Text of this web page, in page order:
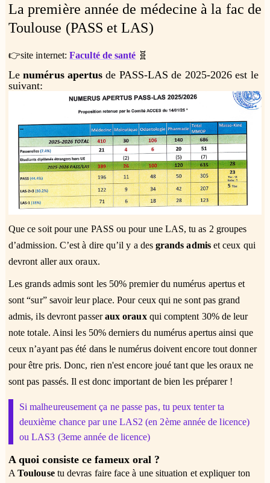
La première année de médecine à la fac de
Toulouse (PASS et LAS)
👉site internet:Faculté de santé 🧬
Lenumérus apertus de PASS-LAS de 2025-2026 est le
suivant:
Que ce soit pour une PASS ou pour une LAS, tu as 2 groupes
d’admission. C’est à dire qu’il y a des grands admiset ceux qui
devront aller aux oraux.
Les grands admis sont les 50% premier du numérus apertus et
sont “sur” savoir leur place. Pour ceux qui ne sont pas grand
admis, ils devront passeraux orauxqui comptent 30% de leur
note totale. Ainsi les 50% derniers du numérus apertus ainsi que
ceux n’ayant pas été dans le numérus doivent encore tout donner
pour être pris. Donc, rien n'est encore joué tant que les oraux ne
sont pas passés. Il est donc important de bien les préparer !
Si malheureusement ça ne passe pas, tu peux tenter ta
deuxième chance par une LAS2 (en 2ème année de licence)
ou LAS3 (3eme année de licence)
A quoi consiste ce fameux oral ?
AToulouse tu devras faire face à une situation et expliquer ton